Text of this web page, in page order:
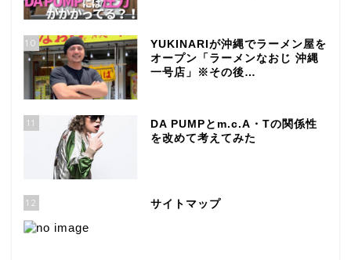
10
YUKINARIが沖縄でラーメン屋を
オープン「ラーメンなおじ 沖縄
一号店」※その後…
11
DA PUMPとm.c.A・Tの関係性
を改めて考えてみた
12 サイトマップ